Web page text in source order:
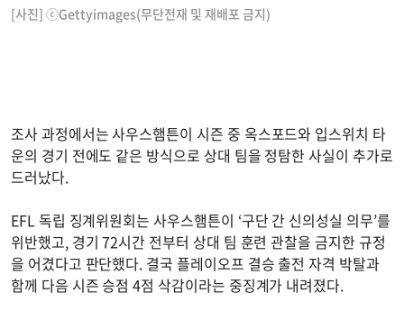
[사진] ⓒGettyimages(무단전재 및 재배포 금지)
조사 과정에서는 사우스햄튼이 시즌 중 옥스포드와 입스위치 타
운의 경기 전에도 같은 방식으로 상대 팀을 정탐한 사실이 추가로
드러났다.
EFL 독립 징계위원회는 사우스햄튼이 ‘구단 간 신의성실 의무’를
위반했고, 경기 72시간 전부터 상대 팀 훈련 관찰을 금지한 규정
을 어겼다고 판단했다. 결국 플레이오프 결승 출전 자격 박탈과
함께 다음 시즌 승점 4점 삭감이라는 중징계가 내려졌다.